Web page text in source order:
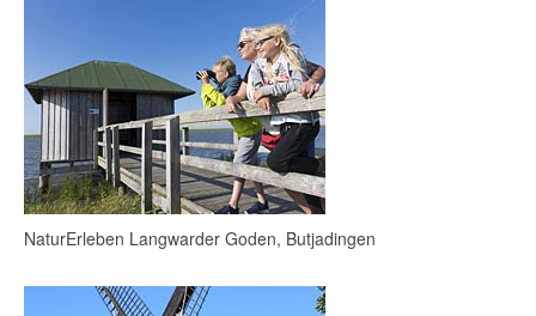
NaturErleben Langwarder Goden, Butjadingen